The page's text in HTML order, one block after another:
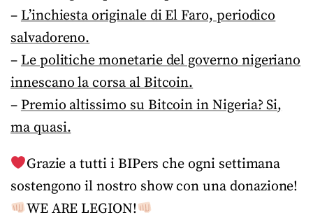
– L’inchiesta originale di El Faro, periodico
salvadoreno.
– Le politiche monetarie del governo nigeriano
innescano la corsa al Bitcoin.
– Premio altissimo su Bitcoin in Nigeria? Si,
ma quasi.
Grazie a tutti i BIPers che ogni settimana
sostengono il nostro show con una donazione!
WE ARE LEGION!